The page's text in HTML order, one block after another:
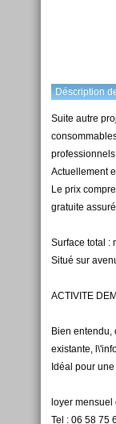
Déscription
Suite autre
professionnels
Actuellement
Le prix
gratuite
Surface total :
Situé sur
ACTIVITE
Bien entendu,
existante,
Idéal pour
loyer mensuel
Tel : 06 58 75